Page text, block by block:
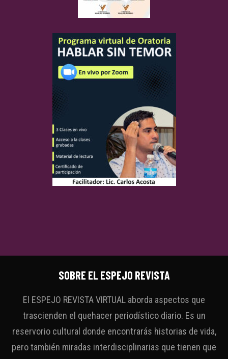
SOBRE EL ESPEJO REVISTA
El ESPEJO REVISTA VIRTUAL aborda aspectos que
trascienden el quehacer periodístico diario. Es un
reservorio cultural donde encontrarás historias de vida,
pero también miradas interdisciplinarias que tienen que